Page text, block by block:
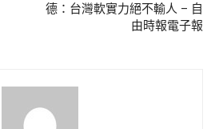
德：台灣軟實力絕不輸人 – 自
由時報電子報